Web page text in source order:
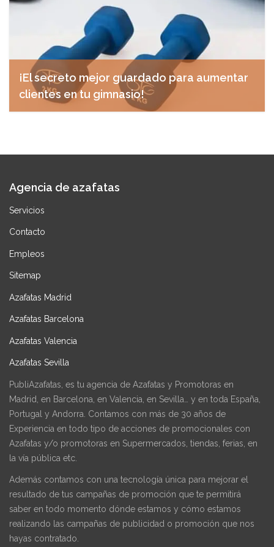
¡El secreto mejor guardado para aumentar
clientes en tu gimnasio!
Agencia de azafatas
Servicios
Contacto
Empleos
Sitemap
Azafatas Madrid
Azafatas Barcelona
Azafatas Valencia
Azafatas Sevilla
PubliAzafatas, es tu agencia de Azafatas y Promotoras en
Madrid, en Barcelona, en Valencia, en Sevilla… y en toda España,
Portugal y Andorra. Contamos con más de 30 años de
Experiencia en todo tipo de acciones de promocionales con
Azafatas y/o promotoras en Supermercados, tiendas, ferias, en
la vía pública etc.
Además contamos con una tecnología única para mejorar el
resultado de tus campañas de promoción que te permitirá
saber en todo momento dónde estamos y cómo estamos
realizando las campañas de publicidad o promoción que nos
hayas contratado.